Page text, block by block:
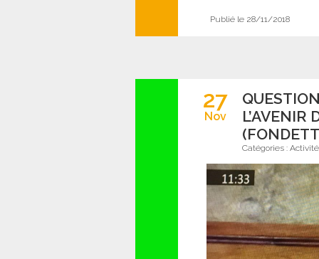
Publié le 28/11/2018
27
Nov
L’AVENIR
Catégories :